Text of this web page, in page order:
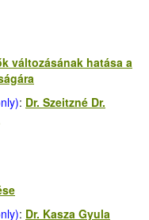
változásának hatása a
: Dr. Szeitzné Dr.
: Dr. Kasza Gyula